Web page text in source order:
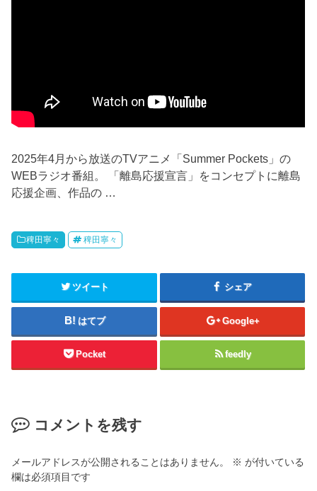
2025年4月から放送のTVアニメ「Summer Pockets」の
WEBラジオ番組。 「離島応援宣言」をコンセプトに離島
応援企画、作品の …
稗田寧々 稗田寧々
ツイート シェア
はてブ Google+
Pocket feedly
コメントを残す
メールアドレスが公開されることはありません。 ※ が付いている
欄は必須項目です